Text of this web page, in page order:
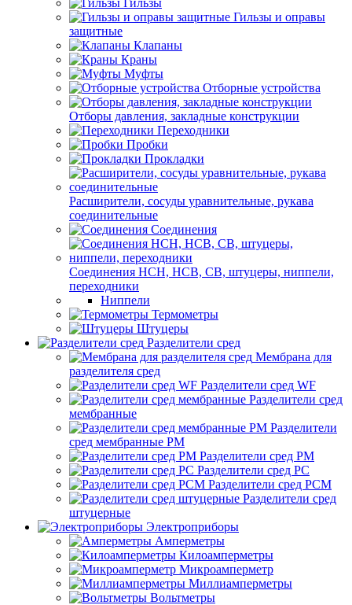
Гильзы
Гильзы и оправы
защитные
Клапаны
Краны
Муфты
Отборные устройства
Отборы давления, закладные конструкции
Переходники
Пробки
Прокладки
Расширители, сосуды уравнительные, рукава
соединительные
Соединения
Соединения НСН, НСВ, СВ, штуцеры, ниппели,
переходники
Ниппели
Термометры
Штуцеры
Разделители сред
Мембрана для
разделителя сред
Разделители сред WF
Разделители сред
мембранные
Разделители
сред мембранные РМ
Разделители сред РМ
Разделители сред РС
Разделители сред РСМ
Разделители сред
штуцерные
Электроприборы
Амперметры
Килоамперметры
Микроамперметр
Миллиамперметры
Вольтметры